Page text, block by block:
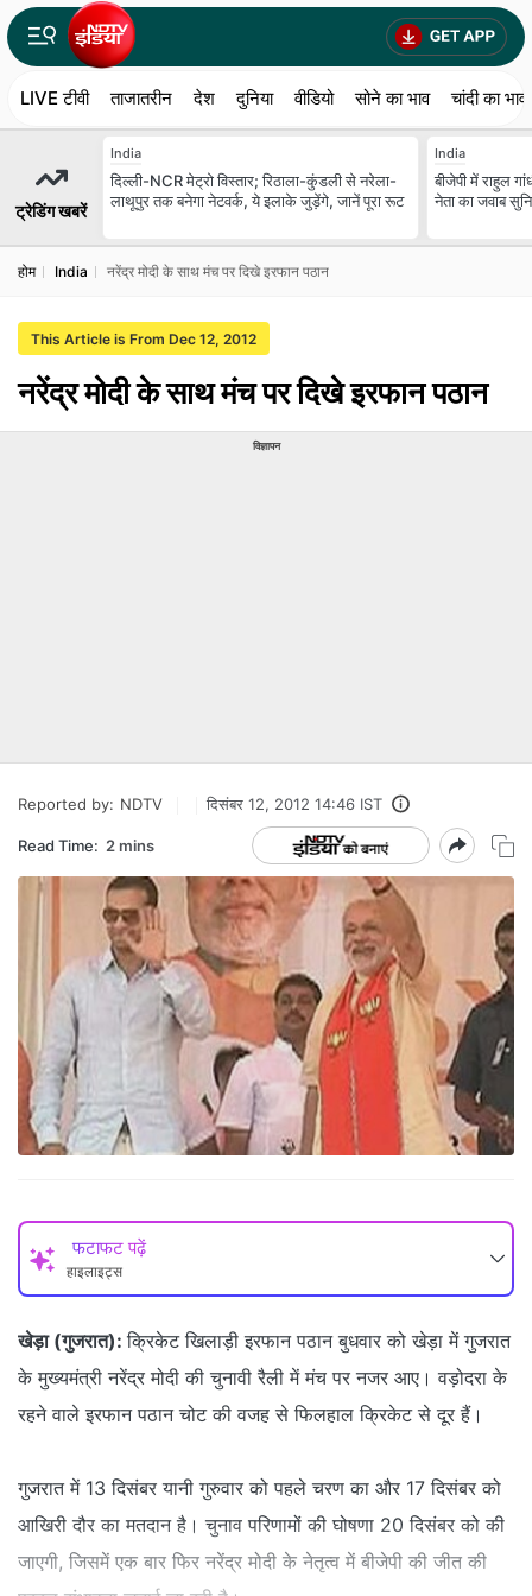
LIVE टीवी ताजातरीन देश दुनिया वीडियो सोने का भाव चांदी का भाव
ट्रेडिंग खबरें
India
दिल्ली-NCR मेट्रो विस्तार; रिठाला-कुंडली से नरेला-
लाथूपुर तक बनेगा नेटवर्क, ये इलाके जुड़ेंगे, जानें पूरा रूट
India
बीजेपी में राहुल
नेता का जवाब
होम India नरेंद्र मोदी के साथ मंच पर दिखे इरफान पठान
This Article is From Dec 12, 2012
नरेंद्र मोदी के साथ मंच पर दिखे इरफान पठान
विज्ञापन
Reported by: NDTV दिसंबर 12, 2012 14:46 IST
Read Time: 2 mins
फटाफट पढ़ें
हाइलाइट्स
खेड़ा (गुजरात): क्रिकेट खिलाड़ी इरफान पठान बुधवार को खेड़ा में गुजरात
के मुख्यमंत्री नरेंद्र मोदी की चुनावी रैली में मंच पर नजर आए। वड़ोदरा के
रहने वाले इरफान पठान चोट की वजह से फिलहाल क्रिकेट से दूर हैं।
गुजरात में 13 दिसंबर यानी गुरुवार को पहले चरण का और 17 दिसंबर को
आखिरी दौर का मतदान है। चुनाव परिणामों की घोषणा 20 दिसंबर को की
जाएगी, जिसमें एक बार फिर नरेंद्र मोदी के नेतृत्व में बीजेपी की जीत की